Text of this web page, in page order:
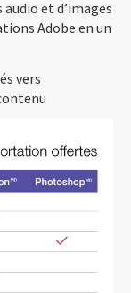
et d’images
Adobe en un
vers